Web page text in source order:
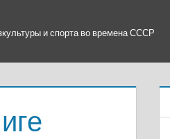
и спорта во времена СССР